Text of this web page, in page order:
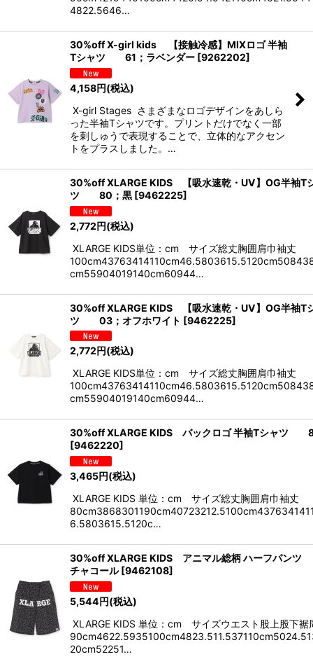
4822.5646…
30%off X-girl kids 【接触冷感】MIXロゴ 半袖
Tシャツ 61；ラベンダー [9262202]
4,158円(税込)
X-girl Stages さまざまなロゴデザインをあしら
った半袖Tシャツです。プリントだけでなく一部
を刺しゅうで表現することで、立体的なアクセン
トをプラスしました。…
30%off XLARGE KIDS 【吸水速乾・UV】OG半袖T
ツ 80；黒 [9462225]
2,772円(税込)
XLARGE KIDS単位：cm サイズ総丈胸囲肩巾袖丈
cm55904019140cm60944…
30%off XLARGE KIDS 【吸水速乾・UV】OG半袖T
ツ 03；オフホワイト [9462225]
2,772円(税込)
XLARGE KIDS単位：cm サイズ総丈胸囲肩巾袖丈
cm55904019140cm60944…
30%off XLARGE KIDS バックロゴ 半袖Tシャツ
[9462220]
3,465円(税込)
XLARGE KIDS 単位：cm サイズ総丈胸囲肩巾袖丈
6.5803615.5120c…
30%off XLARGE KIDS アニマル総柄 ハーフパン
チャコール [9462108]
5,544円(税込)
XLARGE KIDS 単位：cm サイズウエスト股上股下裾
20cm52251…